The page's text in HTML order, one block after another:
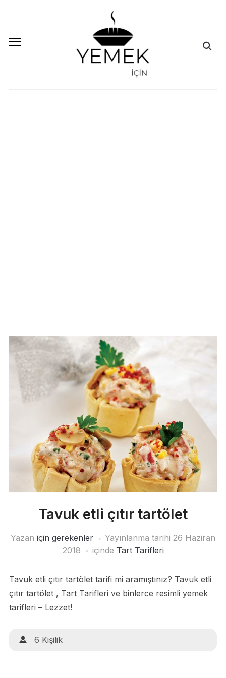
Tavuk etli çıtır tartölet
Yazan için gerekenler Yayınlanma tarihi 26 Haziran
2018
içinde Tart Tarifleri
Tavuk etli çıtır tartölet tarifi mi aramıştınız? Tavuk etli
çıtır tartölet , Tart Tarifleri ve binlerce resimli yemek
tarifleri – Lezzet!
6 Kişilik